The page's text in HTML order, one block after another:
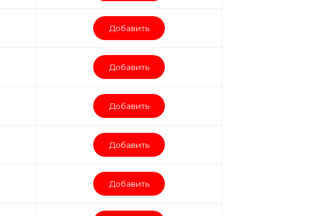
Добавить
Добавить
Добавить
Добавить
Добавить